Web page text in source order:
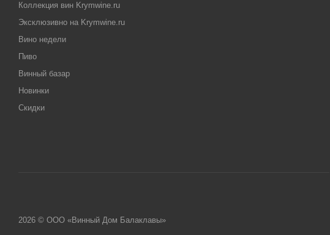
Коллекция вин Krymwine.ru
Эксклюзивно на Krymwine.ru
Вино недели
Пиво
Винный базар
Новинки
Скидки
2026 © ООО «Винный Дом Балаклавы»